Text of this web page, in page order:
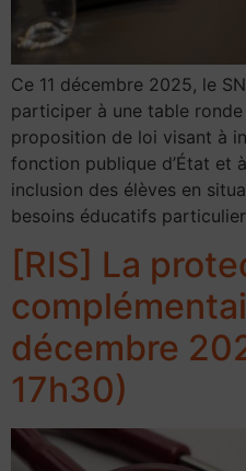
Ce 11 décembre 2025, le
participer à une table
proposition de loi visant à
fonction publique d’État et
inclusion des élèves en
besoins éducatifs
[RIS] La
décembre
17h30)